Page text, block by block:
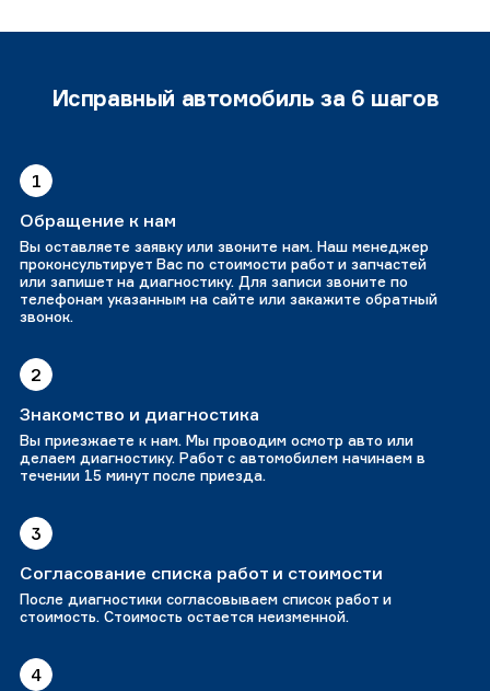
Исправный автомобиль за 6 шагов
1
Обращение к нам
Вы оставляете заявку или звоните нам. Наш менеджер
проконсультирует Вас по стоимости работ и запчастей
или запишет на диагностику. Для записи звоните по
телефонам указанным на сайте или закажите обратный
звонок.
2
Знакомство и диагностика
Вы приезжаете к нам. Мы проводим осмотр авто или
делаем диагностику. Работ с автомобилем начинаем в
течении 15 минут после приезда.
3
Согласование списка работ и стоимости
После диагностики согласовываем список работ и
стоимость. Стоимость остается неизменной.
4